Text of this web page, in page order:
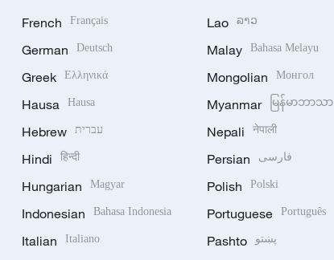
French Français
German Deutsch
Greek Ελληνικά
Hausa Hausa
Hebrew עברית
Hindi हिन्दी
Hungarian Magyar
Indonesian Bahasa Indonesia
Italian Italiano
Lao ລາວ
Malay Bahasa Melayu
Mongolian Монгол
Myanmar မြန်မာဘာသာ
Nepali नेपाली
Persian فارسی
Polish Polski
Portuguese Português
Pashto پښتو